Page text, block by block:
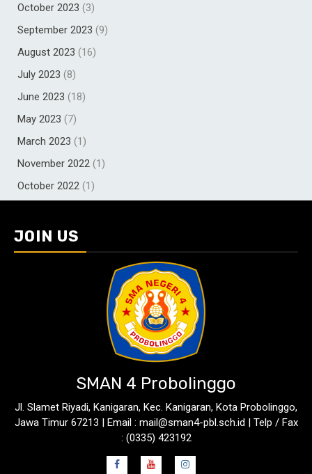
October 2023 (3)
September 2023 (9)
August 2023 (16)
July 2023 (8)
June 2023 (18)
May 2023 (7)
March 2023 (1)
November 2022 (1)
October 2022 (1)
JOIN US
SMAN 4 Probolinggo
Jl. Slamet Riyadi, Kanigaran, Kec. Kanigaran, Kota Probolinggo,
Jawa Timur 67213 | Email : mail@sman4-pbl.sch.id | Telp / Fax
: (0335) 423192